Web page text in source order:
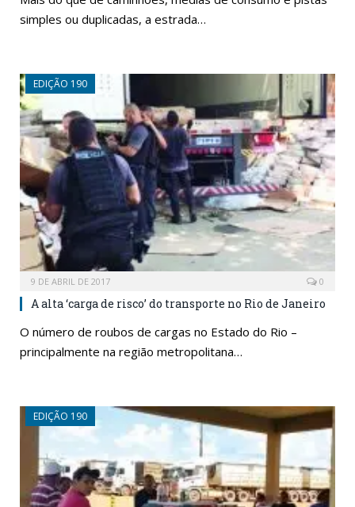
simples ou duplicadas, a estrada…
EDIÇÃO 190
9 DE ABRIL DE 2017 0
A alta ‘carga de risco’ do transporte no Rio de Janeiro
O número de roubos de cargas no Estado do Rio –
principalmente na região metropolitana…
EDIÇÃO 190